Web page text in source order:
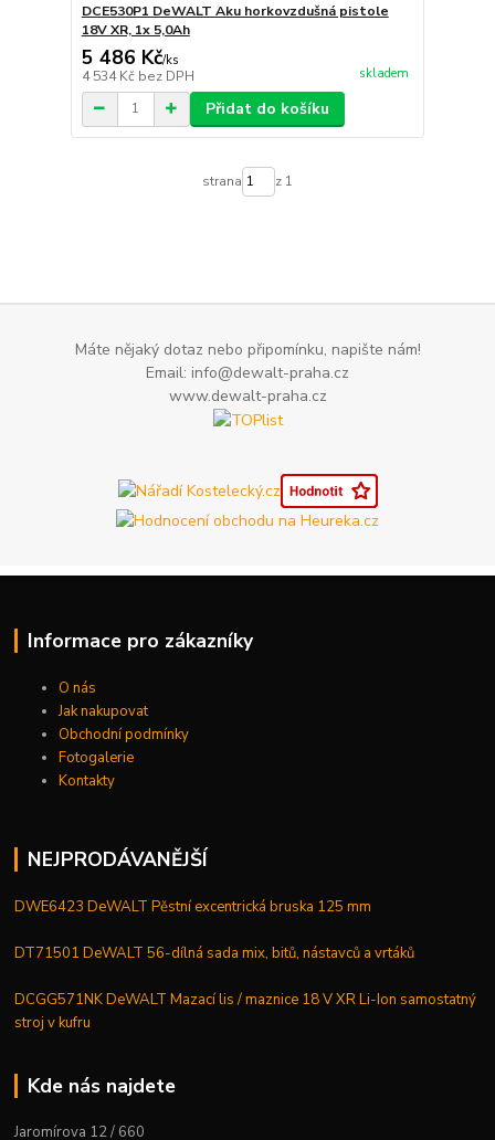
DCE530P1 DeWALT Aku horkovzdušná pistole
18V XR, 1x 5,0Ah
5 486 Kč/ks
4 534 Kč bez DPH skladem
Přidat do košíku
strana z 1
Máte nějaký dotaz nebo připomínku, napište nám!
Email: info@dewalt-praha.cz
www.dewalt-praha.cz
Informace pro zákazníky
O nás
Jak nakupovat
Obchodní podmínky
Fotogalerie
Kontakty
NEJPRODÁVANĚJŠÍ
DWE6423 DeWALT Pěstní excentrická bruska 125 mm
DT71501 DeWALT 56-dílná sada mix, bitů, nástavců a vrtáků
DCGG571NK DeWALT Mazací lis / maznice 18 V XR Li-Ion samostatný
stroj v kufru
Kde nás najdete
Jaromírova 12 / 660